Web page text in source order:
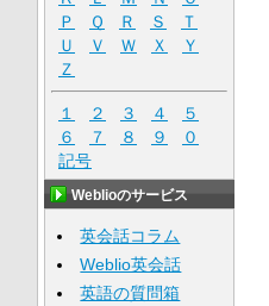
Ｐ
Ｑ Ｒ Ｓ
Ｔ
Ｕ
Ｖ Ｗ Ｘ
Ｙ
Ｚ
１ ２ ３ ４
５
６
７ ８ ９
０
記号
Weblioのサービス
英会話コラム
Weblio英会話
英語の質問箱